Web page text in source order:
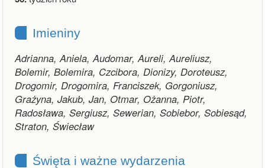
Imieniny
Adrianna, Aniela, Audomar, Aureli, Aureliusz,
Bolemir, Bolemira, Czcibora, Dionizy, Doroteusz,
Drogomir, Drogomira, Franciszek, Gorgoniusz,
Grażyna, Jakub, Jan, Otmar, Ożanna, Piotr,
Radosława, Sergiusz, Sewerian, Sobiebor, Sobiesąd,
Straton, Świecław
Święta i ważne wydarzenia